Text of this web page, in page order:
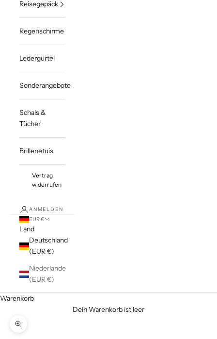
Reisegepäck
Regenschirme
Ledergürtel
Sonderangebote
Schals &
Tücher
Brillenetuis
Vertrag
widerrufen
ANMELDEN
EUR €
Land
Deutschland
(EUR €)
Niederlande
(EUR €)
Warenkorb
Dein Warenkorb ist leer
Bild vergrößern